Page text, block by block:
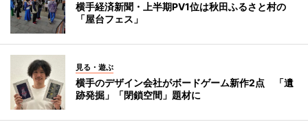
横手経済新聞・上半期PV1位は秋田ふるさと村の
「屋台フェス」
見る・遊ぶ
横手のデザイン会社がボードゲーム新作2点 「遺
跡発掘」「閉鎖空間」題材に